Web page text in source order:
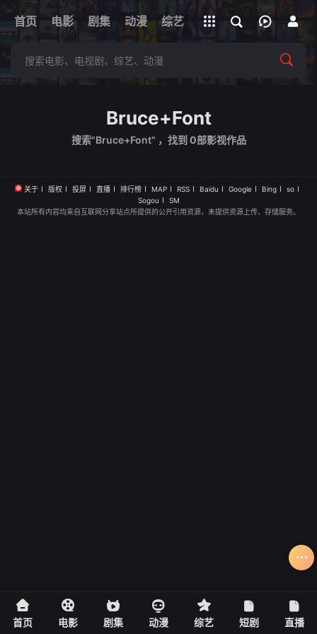
首页 电影 剧集 动漫 综艺 短剧 直播 APP
下载客户端
立即登录
Bruce+Font
搜索"Bruce+Font" ，找到 0部影视作品
关于 版权 投屏 直播 排行榜 MAP RSS Baidu Google Bing
so
Sogou
SM
本站所有内容均来自互联网分享站点所提供的公开引用资源，未提供资源上传、存储服务。
首页 电影 剧集 动漫 综艺 短剧 直播